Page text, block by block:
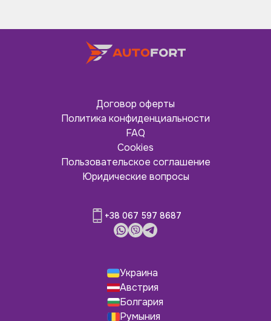
Договор оферты
Политика конфиденциальности
FAQ
Cookies
Пользовательское соглашение
Юридические вопросы
+38 067 597 8687
Украина
Австрия
Болгария
Румыния